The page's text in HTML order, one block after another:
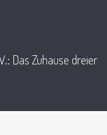
Das Zuhause dreier